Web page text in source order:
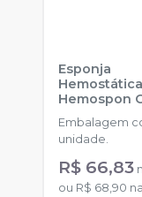
Esponja
Hemostática
Hemospon
10 unidades
MAQUIRA
Embalagem
unidade.
R$ 66,83
ou R$ 68,90